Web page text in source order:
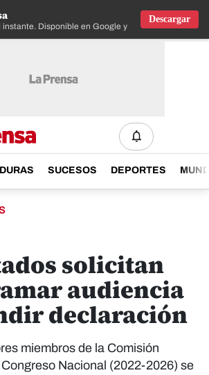
instante. Disponible en Google y IOS
Descargar
SUCESOS DEPORTES
solicitan
audiencia
declaración
miembros de la Comisión
Nacional (2022-2026) se